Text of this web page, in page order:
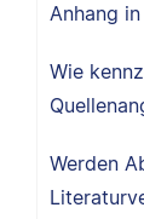
Anhang
Wie
Werden